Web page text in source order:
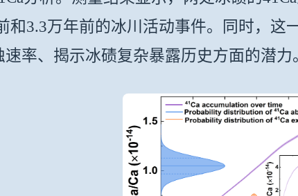
和3.3万年前的冰川活动事件。同时，这
速率、揭示冰碛复杂暴露历史方面的潜力